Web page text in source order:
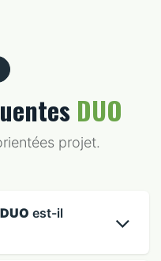
DUO
projet.
est-il